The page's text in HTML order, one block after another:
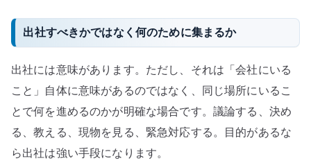
出社すべきかではなく何のために集まるか
出社には意味があります。ただし、それは「会社にいる
こと」自体に意味があるのではなく、同じ場所にいるこ
とで何を進めるのかが明確な場合です。議論する、決め
る、教える、現物を見る、緊急対応する。目的があるな
ら出社は強い手段になります。